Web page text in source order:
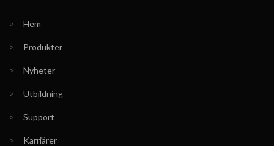
> Hem
> Produkter
> Nyheter
> Utbildning
> Support
> Karriärer